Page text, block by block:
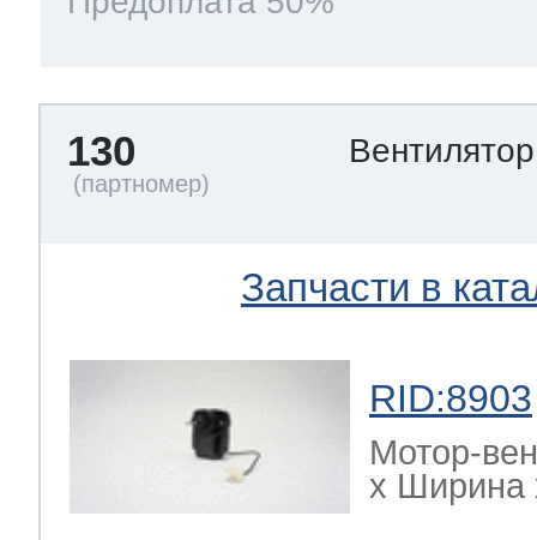
130
Запчасти в
RID:8903
Мотор-
х Ширина